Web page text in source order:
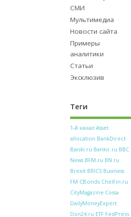
СМИ
Мультимедиа
Новости сайта
Примеры
аналитики
Статьи
Эксклюзив
Теги
1-й канал Asset
allocation BankDirect
Banki.ru Bankir.ru BBC
News BFM.ru BN.ru
Brexit BRICS Business
FM CBonds ChelFin.ru
CityMagazine Cossa
DailyMoneyExpert
Don24.ru ETF FedPress